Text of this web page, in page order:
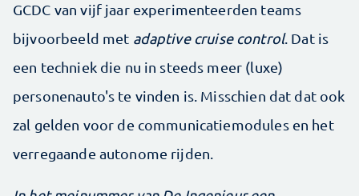
GCDC van vijf jaar experimenteerden teams
bijvoorbeeld met adaptive cruise control. Dat is
een techniek die nu in steeds meer (luxe)
personenauto's te vinden is. Misschien dat dat ook
zal gelden voor de communicatiemodules en het
verregaande autonome rijden.